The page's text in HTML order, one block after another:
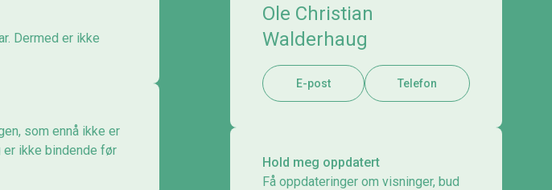
Dermed er ikke
som ennå ikke er
er ikke bindende før
Ole Christian
Walderhaug
E-post Telefon
Hold meg oppdatert
Få oppdateringer om visninger, bud